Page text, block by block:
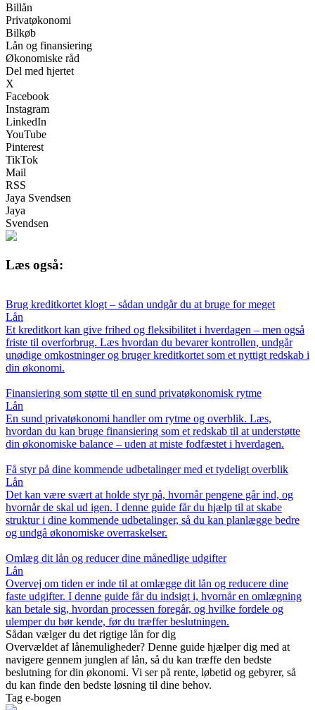
Billån
Privatøkonomi
Bilkøb
Lån og finansiering
Økonomiske råd
Del med hjertet
X
Facebook
Instagram
LinkedIn
YouTube
Pinterest
TikTok
Mail
RSS
Jaya Svendsen
Jaya
Svendsen
Læs også:
Brug kreditkortet klogt – sådan undgår du at bruge for meget
Lån
Et kreditkort kan give frihed og fleksibilitet i hverdagen – men også
friste til overforbrug. Læs hvordan du bevarer kontrollen, undgår
unødige omkostninger og bruger kreditkortet som et nyttigt redskab i
din økonomi.
Finansiering som støtte til en sund privatøkonomisk rytme
Lån
En sund privatøkonomi handler om rytme og overblik. Læs,
hvordan du kan bruge finansiering som et redskab til at understøtte
din økonomiske balance – uden at miste fodfæstet i hverdagen.
Få styr på dine kommende udbetalinger med et tydeligt overblik
Lån
Det kan være svært at holde styr på, hvornår pengene går ind, og
hvornår de skal ud igen. I denne guide får du hjælp til at skabe
struktur i dine kommende udbetalinger, så du kan planlægge bedre
og undgå økonomiske overraskelser.
Omlæg dit lån og reducer dine månedlige udgifter
Lån
Overvej om tiden er inde til at omlægge dit lån og reducere dine
faste udgifter. I denne guide får du indsigt i, hvornår en omlægning
kan betale sig, hvordan processen foregår, og hvilke fordele og
ulemper du bør kende, før du træffer beslutningen.
Sådan vælger du det rigtige lån for dig
Overvældet af lånemuligheder? Denne guide hjælper dig med at
navigere gennem junglen af lån, så du kan træffe den bedste
beslutning for din økonomi. Vi ser på rente, løbetid og gebyrer, så
du kan finde den bedste løsning til dine behov.
Tag e-bogen